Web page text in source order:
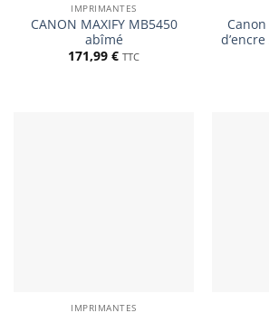
IMPRIMANTES
CANON MAXIFY MB5450
abîmé
171,99 € TTC
Canon
IMPRIMANTES